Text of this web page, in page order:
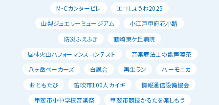
M・Cカンタービレ
エコしょうわ2025
山梨ジュエリーミュージアム
小江戸甲府花小路
防災ふえふき
韮崎東ケ丘病院
風林火山パフォーマンスコンテスト
音楽療法士の歌声喫茶
八ヶ岳ベーカーズ
白鳳会 再生ラン
ハーモニカ
おともたび
笛吹市100人カイギ
情報通信設備協会
甲斐市小中学校音楽祭
甲斐市競技かるたを楽しもう